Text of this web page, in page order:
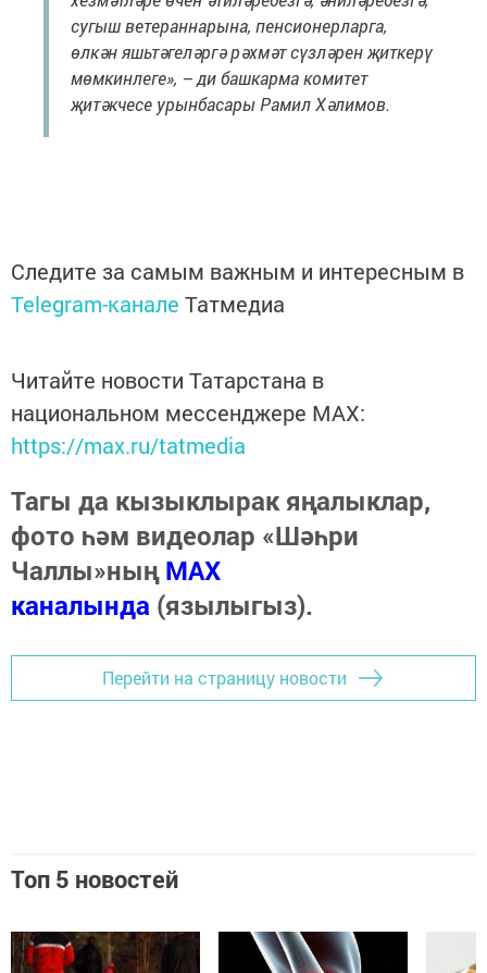
сугыш ветераннарына, пенсионерларга,
өлкән яшьтәгеләргә рәхмәт сүзләрен җиткерү
мөмкинлеге», – ди башкарма комитет
җитәкчесе урынбасары Рамил Хәлимов.
Следите за самым важным и интересным в
Telegram-канале Татмедиа
Читайте новости Татарстана в
национальном мессенджере MАХ:
https://max.ru/tatmedia
Тагы да кызыклырак яңалыклар,
фото һәм видеолар «Шәһри
Чаллы»ныңMAX
каналында (язылыгыз).
Перейти на страницу новости
Топ 5 новостей